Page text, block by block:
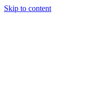
Skip to content